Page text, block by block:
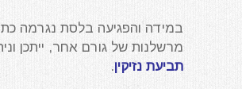
במידה והפגיעה בלסת נגרמה
מרשלנות של גורם אחר, ייתכן
תביעת נזיקין.